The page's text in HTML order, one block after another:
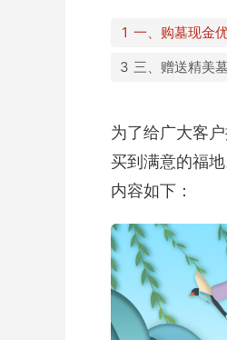
一、购墓现金
三、赠送精美
为了给广大客
买到满意的福
内容如下：